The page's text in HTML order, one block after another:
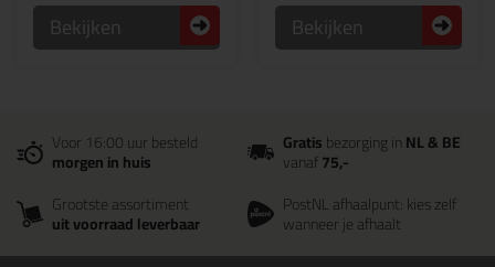
Bekijken Bekijken
Voor 16:00 uur besteld
morgen in huis
Gratisbezorging inNL & BE
vanaf75,-
Grootste assortiment
uit voorraad leverbaar
PostNL afhaalpunt: kies zelf
wanneer je afhaalt